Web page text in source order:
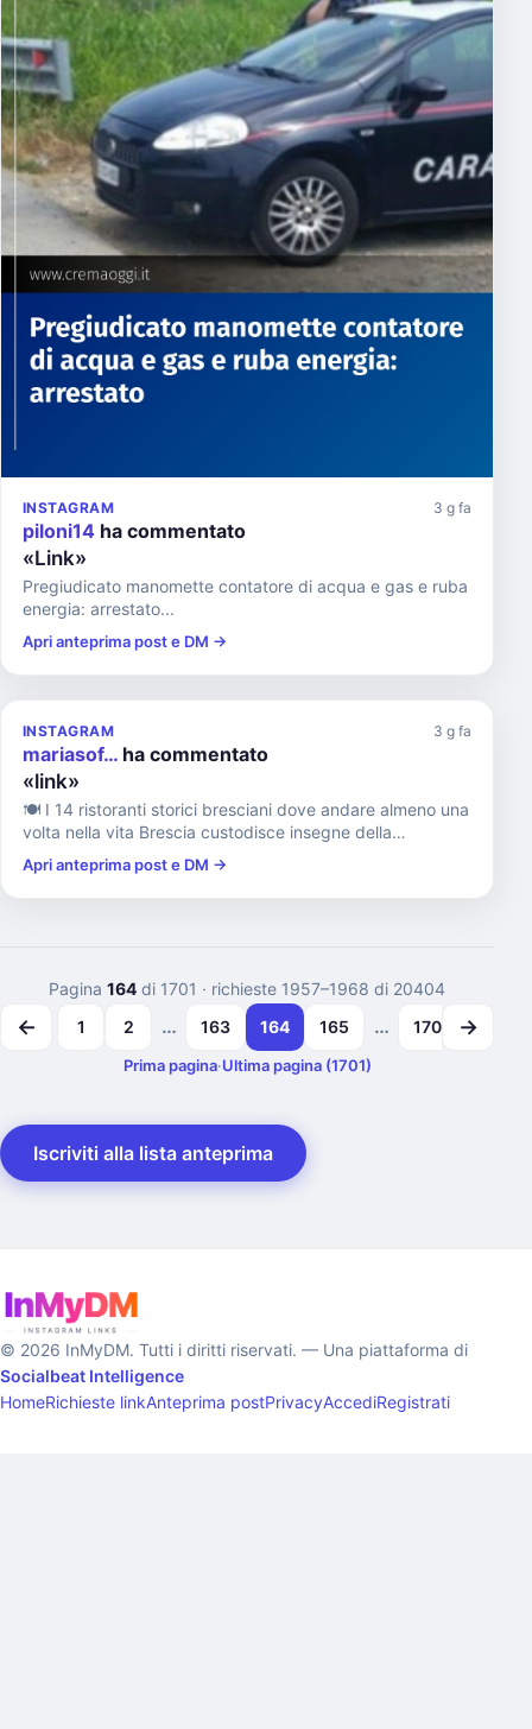
INSTAGRAM 3 g fa
piloni14 ha commentato
«Link»
Pregiudicato manomette contatore di acqua e gas e ruba
energia: arrestato...
Apri anteprima post e DM →
INSTAGRAM 3 g fa
mariasof… ha commentato
«link»
🍽️ I 14 ristoranti storici bresciani dove andare almeno una
volta nella vita Brescia custodisce insegne della
ristorazi...
Apri anteprima post e DM →
Pagina 164 di 1701 · richieste 1957–1968 di 20404
← 1 2 … 163 164 165 … 1700 →
Prima pagina·Ultima pagina (1701)
Iscriviti alla lista anteprima
© 2026 InMyDM. Tutti i diritti riservati. — Una piattaforma di
Socialbeat Intelligence
HomeRichieste linkAnteprima postPrivacyAccediRegistrati